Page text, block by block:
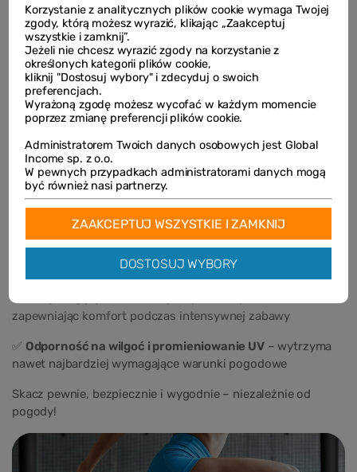
Materiał, który działa z tobą!
Wysokiej jakości mata do skakania to nie tylko sprężystość i
odbicie, ale też przewiewność i odporność na warunki
✅
zapewniając komfort podczas intensywnej zabawy
✅ Odporność na wilgoć i promieniowanie UV– wytrzyma
nawet najbardziej wymagające warunki pogodowe
Skacz pewnie, bezpiecznie i wygodnie – niezależnie od
pogody!
Korzystanie z analitycznych plików cookie wymaga Twojej
zgody, którą możesz wyrazić, klikając „Zaakceptuj
wszystkie i zamknij”.
Jeżeli nie chcesz wyrazić zgody na korzystanie z
określonych kategorii plików cookie,
kliknij "Dostosuj wybory" i zdecyduj o swoich
preferencjach.
Wyrażoną zgodę możesz wycofać w każdym momencie
poprzez zmianę preferencji plików cookie.
Administratorem Twoich danych osobowych jest Global
Income sp. z o.o.
W pewnych przypadkach administratorami danych mogą
być również nasi partnerzy.
DOSTOSUJ WYBORY
ZAAKCEPTUJ WSZYSTKIE I ZAMKNIJ